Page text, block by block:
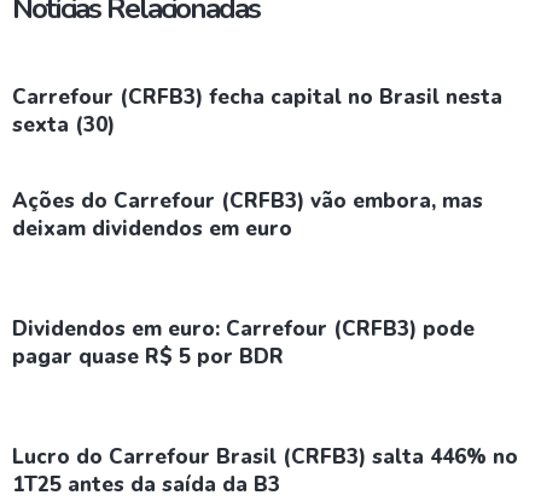
Notícias Relacionadas
Carrefour (CRFB3) fecha capital no Brasil nesta
sexta (30)
Ações do Carrefour (CRFB3) vão embora, mas
deixam dividendos em euro
Dividendos em euro: Carrefour (CRFB3) pode
pagar quase R$ 5 por BDR
Lucro do Carrefour Brasil (CRFB3) salta 446% no
1T25 antes da saída da B3